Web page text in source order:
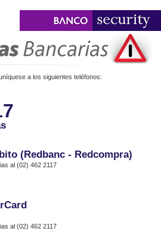
a los siguientes teléfonos:
(Redbanc - Redcompra)
al (02) 462 2117
al (02) 462 2117